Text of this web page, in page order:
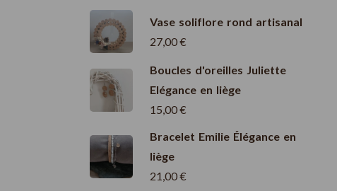
Vase soliflore rond artisanal
27,00€
Boucles d'oreilles Juliette
Elégance en liège
15,00€
Bracelet Emilie Élégance en
liège
21,00€